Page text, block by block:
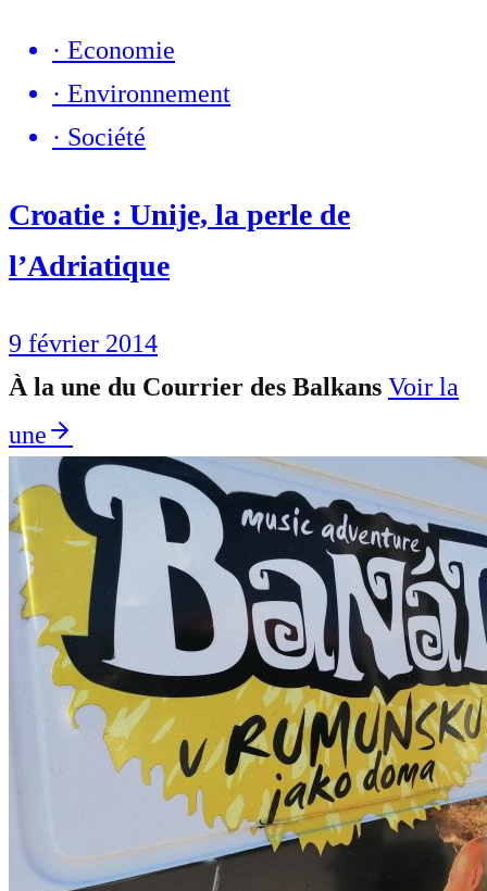
· Economie
· Environnement
· Société
Croatie : Unije, la perle de
l’Adriatique
9 février 2014
À la une du Courrier des Balkans Voir la
une